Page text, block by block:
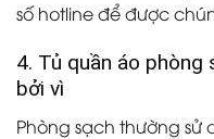
số hotline để được
4. Tủ quần áo
bởi vì
Phòng sạch thường